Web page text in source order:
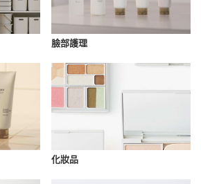
臉部護理
化妝品